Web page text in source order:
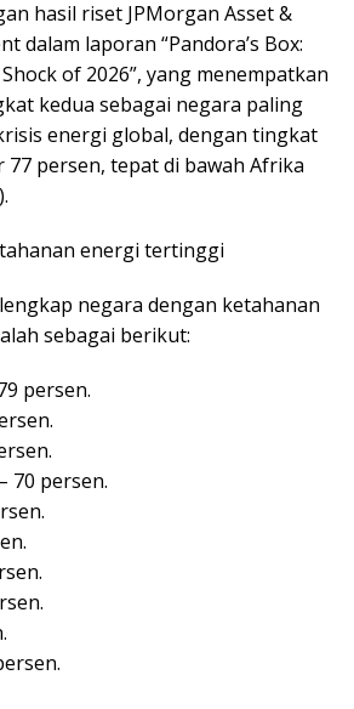
hasil riset JPMorgan Asset &
dalam laporan “Pandora’s Box:
of 2026”, yang menempatkan
kedua sebagai negara paling
energi global, dengan tingkat
77 persen, tepat di bawah Afrika
energi tertinggi
negara dengan ketahanan
sebagai berikut:
persen.
70 persen.